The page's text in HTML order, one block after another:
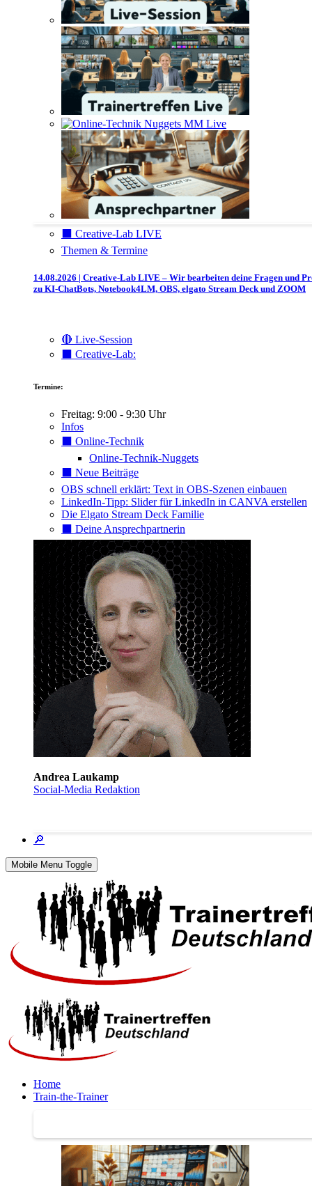
⬛️ Creative-Lab LIVE
Themen & Termine
14.08.2026 | Creative-Lab LIVE – Wir bearbeiten deine Fragen und
zu KI-ChatBots, Notebook4LM, OBS, elgato Stream Deck und ZOOM
🔴 Live-Session
⬛️ Creative-Lab:
Termine:
Freitag: 9:00 - 9:30 Uhr
Infos
⬛️ Online-Technik
Online-Technik-Nuggets
⬛️ Neue Beiträge
OBS schnell erklärt: Text in OBS-Szenen einbauen
LinkedIn-Tipp: Slider für LinkedIn in CANVA erstellen
Die Elgato Stream Deck Familie
⬛️ Deine Ansprechpartnerin
Andrea Laukamp
Social-Media Redaktion
🔎
Mobile Menu Toggle
Home
Train-the-Trainer